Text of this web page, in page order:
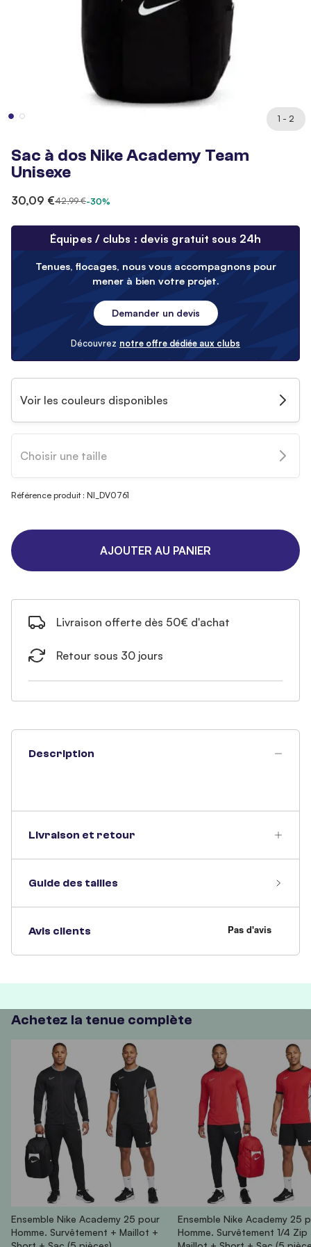
1 - 2
Sac à dos Nike Academy Team
Unisexe
30,09 €42,99 €-30%
Équipes / clubs : devis gratuit sous 24h
Tenues, flocages, nous vous accompagnons pour
mener à bien votre projet.
Demander un devis
Découvrez notre offre dédiée aux clubs
Voir les couleurs disponibles
Choisir une taille
Référence produit : NI_DV0761
AJOUTER AU PANIER
Livraison offerte dès 50€ d'achat
Retour sous 30 jours
Description
Livraison et retour
Guide des tailles
Avis clients
Achetez la tenue complète
Ensemble Nike Academy 25 pour
Homme. Survêtement + Maillot +
Ensemble Nike Academy 25
Homme. Survêtement 1/4 Zip